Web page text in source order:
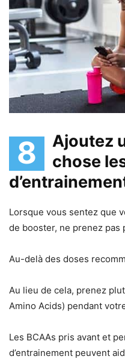
8
Ajoutez
chose
Lorsque vous sentez que
de booster, ne prenez pas
Au-delà des doses
Au lieu de cela, prenez
Amino Acids) pendant
Les BCAAs pris avant et
d’entrainement peuvent